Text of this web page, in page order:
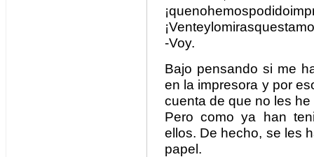
-Voy.
Bajo pensando si me
en la impresora y por
cuenta de que no les
Pero como ya han
ellos. De hecho, se les
papel.